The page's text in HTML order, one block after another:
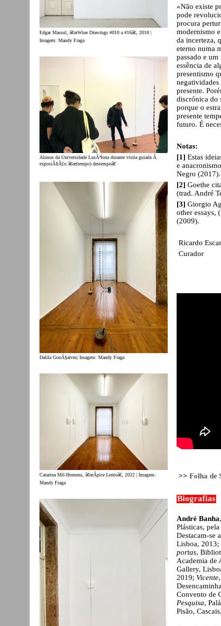
Edgar Massul, â€œWine Drawings #010 a #16â€, 2018 |
Imagem: Mandy Fraga
Alunos da Universidade LusÃ³fona durante visita guiada Ã
exposiÃ§Ã£o â€œ(tempo) destempoâ€
Dalila GonÃ§alves| Imagem: Mandy Fraga
Catarina Mil-Homens, â€œÃpice Lentoâ€, 2022 | Imagem:
Mandy Fraga
«Não existe
pode
procura
modernismo
da incerteza,
eterno numa
passado e
essência de
presentismo
presente.
discrónica do
porque o
presente
futuro. É
Notas:
[1] Estas
e
Negro (2017).
[2] Goethe
(trad. André
[3] Giorgio
other essays,
(2009).
Ricardo
Curador
>> Folha de
Biografias
André Banha
Plásticas,
Destacam-se
Lisboa, 2013;
portas,
Academia de
Gallery,
2019; Vicente
Convento de
Pesquisa,
Pisão,